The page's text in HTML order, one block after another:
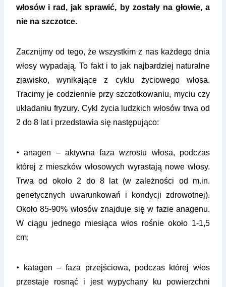
włosów i rad, jak sprawić, by zostały na głowie, a
nie na szczotce.
Zacznijmy od tego, że wszystkim z nas każdego dnia
włosy wypadają. To fakt i to jak najbardziej naturalne
zjawisko, wynikające z cyklu życiowego włosa.
Tracimy je codziennie przy szczotkowaniu, myciu czy
układaniu fryzury. Cykl życia ludzkich włosów trwa od
2 do 8 lat i przedstawia się następująco:
• anagen – aktywna faza wzrostu włosa, podczas
której z mieszków włosowych wyrastają nowe włosy.
Trwa od około 2 do 8 lat (w zależności od m.in.
genetycznych uwarunkowań i kondycji zdrowotnej).
Około 85-90% włosów znajduje się w fazie anagenu.
W ciągu jednego miesiąca włos rośnie około 1-1,5
cm;
• katagen – faza przejściowa, podczas której włos
przestaje rosnąć i jest wypychany ku powierzchni